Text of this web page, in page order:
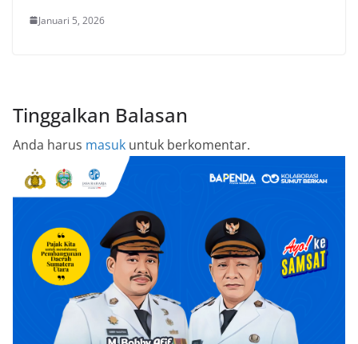
Januari 5, 2026
Tinggalkan Balasan
Anda harus masuk untuk berkomentar.